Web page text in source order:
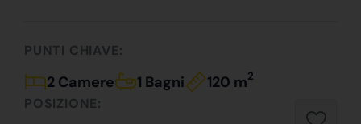
PUNTI CHIAVE:
2 Camere 1 Bagni 120 m2
POSIZIONE: